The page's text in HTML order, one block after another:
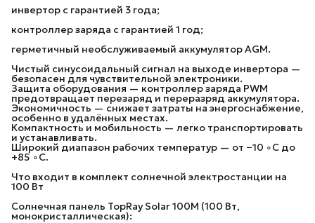
инвертор с гарантией 3 года;
контроллер заряда с гарантией 1 год;
герметичный необслуживаемый аккумулятор AGM.
Чистый синусоидальный сигнал на выходе инвертора —
безопасен для чувствительной электроники.
Защита оборудования — контроллер заряда PWM
предотвращает перезаряд и переразряд аккумулятора.
Экономичность — снижает затраты на энергоснабжение,
особенно в удалённых местах.
Компактность и мобильность — легко транспортировать
и устанавливать.
Широкий диапазон рабочих температур — от −10 ∘C до
+85 ∘C.
Что входит в комплект солнечной электростанции на
100 Вт
Солнечная панель TopRay Solar 100М (100 Вт,
монокристаллическая):